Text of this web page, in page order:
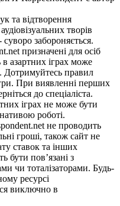
та відтворення
творів
забороняється.
призначені для осіб
азартних іграх може
Дотримуйтесь правил
При виявленні перших
до спеціаліста.
іграх не може бути
роботі.
не проводить
гроші, також сайт не
ставок та інших
бути пов’язані з
чи тоталізаторами. Будь-
ресурсі
виключно в